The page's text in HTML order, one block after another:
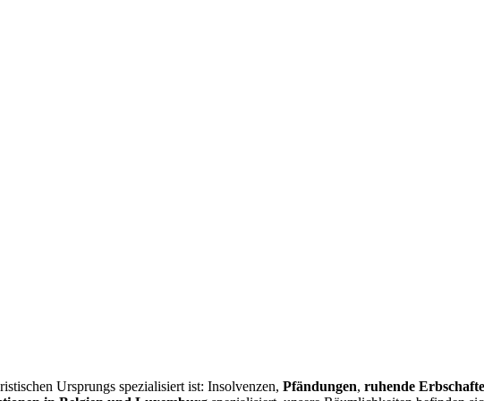
Ursprungs spezialisiert ist: Insolvenzen, Pfändungen, ruhende